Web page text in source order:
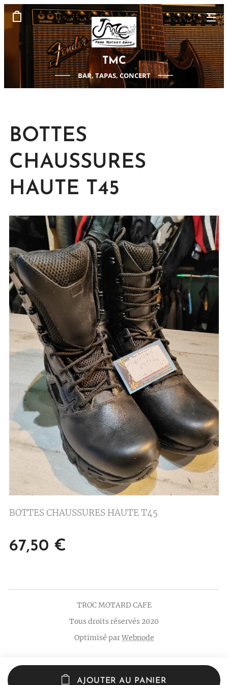
TMC
BAR, TAPAS, CONCERT
BOTTES
CHAUSSURES
HAUTE T45
BOTTES CHAUSSURES HAUTE T45
67,50 €
AJOUTER AU PANIER
TROC MOTARD CAFE
Tous droits réservés 2020
Optimisé parWebnode